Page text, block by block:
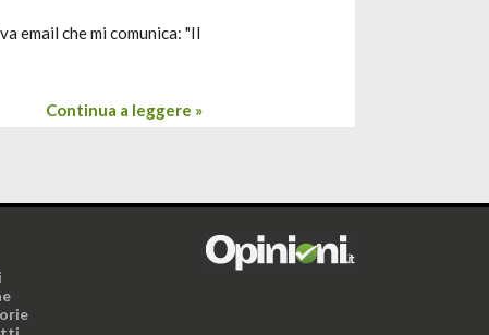
email che mi comunica: "Il
Continua a leggere »